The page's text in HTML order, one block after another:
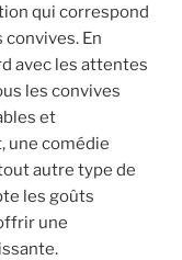
qui correspond
En
avec les attentes
les convives
et
une comédie
autre type de
les goûts
une